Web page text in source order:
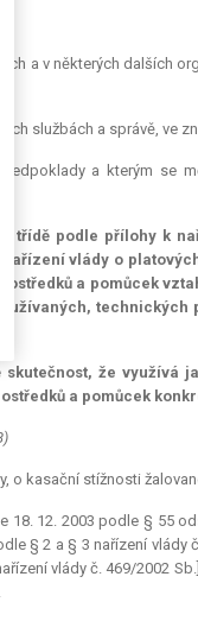
a v některých dalších
službách a správě, ve
a kterým se
třídě podle přílohy k
vlády o
a pomůcek
technických
že využívá
a pomůcek
o kasační stížnosti
12. 2003 podle § 55
§ 2 a § 3 nařízení vlády
vlády č. 469/2002